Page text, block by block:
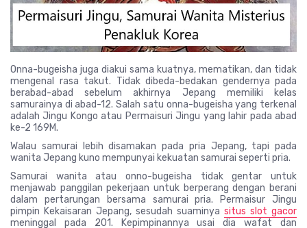
Onna-bugeisha juga diakui sama kuatnya, mematikan, dan tidak
mengenal rasa takut. Tidak dibeda-bedakan gendernya pada
berabad-abad sebelum akhirnya Jepang memiliki kelas
samurainya di abad-12. Salah satu onna-bugeisha yang terkenal
adalah Jingu Kongo atau Permaisuri Jingu yang lahir pada abad
ke-2 169M.
Walau samurai lebih disamakan pada pria Jepang, tapi pada
wanita Jepang kuno mempunyai kekuatan samurai seperti pria.
Samurai wanita atau onno-bugeisha tidak gentar untuk
menjawab panggilan pekerjaan untuk berperang dengan berani
dalam pertarungan bersama samurai pria. Permaisur Jingu
pimpin Kekaisaran Jepang, sesudah suaminya situs slot gacor
meninggal pada 201. Kepimpinannya usai dia wafat dan